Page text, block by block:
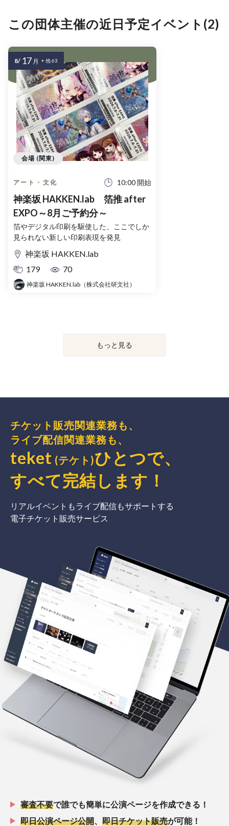
この団体主催の近日予定イベント(2)
アート・文化 10:00 開始
神楽坂 HAKKEN.lab 箔推 after
EXPO～8月ご予約分～
箔やデジタル印刷を駆使した、ここでしか
見られない新しい印刷表現を発見
神楽坂 HAKKEN.lab
179
70
神楽坂 HAKKEN.lab（株式会社研文社）
会場 (関東)
8/ 17 月 + 他 63
もっと見る
チケット販売関連業務も、
ライブ配信関連業務も、
teket (テケト)ひとつで、
すべて完結 します ！
リアルイベントもライブ配信もサポートする
電子チケット販売サービス
審査不要で誰でも簡単に公演ページを作成できる！
即日公演ページ公開
即日チケット販売が可能！